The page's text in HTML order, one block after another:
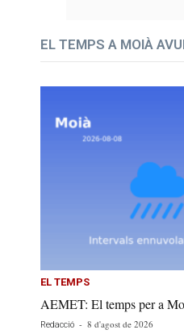
EL TEMPS A MOIÀ
EL TEMPS
AEMET: El temps per a
Redacció - 8 d'agost de 2026